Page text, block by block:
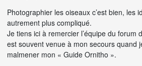
Photographier les oiseaux c’est bien, les
autrement plus compliqué.
Je tiens ici à remercier l’équipe du forum
est souvent venue à mon secours quand
malmener mon « Guide Ornitho ».